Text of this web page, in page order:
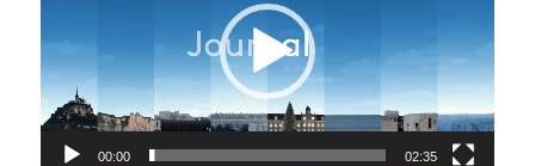
00:00 02:35